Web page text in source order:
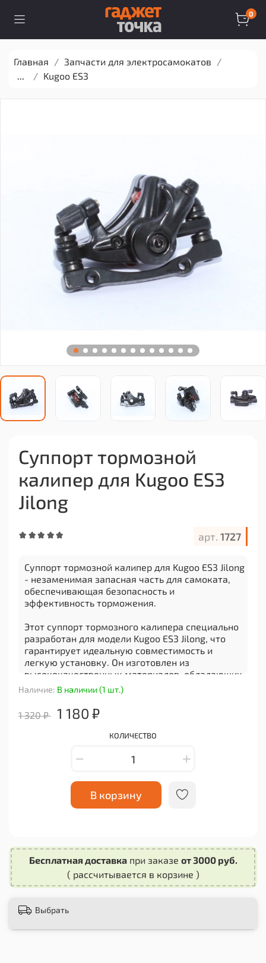
0
Главная
Запчасти для электросамокатов
...
Kugoo ES3
арт. 1727
Наличие: В наличии (1 шт.)
Суппорт тормозной
калипер для Kugoo ES3
Jilong
1 320 ₽ 1 180 ₽
КОЛИЧЕСТВО
В корзину
Суппорт тормозной калипер для Kugoo ES3 Jilong
- незаменимая запасная часть для самоката,
обеспечивающая безопасность и
эффективность торможения.
Этот суппорт тормозного калипера специально
разработан для модели Kugoo ES3 Jilong, что
гарантирует идеальную совместимость и
легкую установку. Он изготовлен из
высококачественных материалов, обладающих
прочностью и долговечностью, что
обеспечивает долгий срок службы.
Благодаря своей функциональности и
надежности, этот суппорт тормозного калипера
движения на самокате безопасным и
стабильное и точное торможение, что особенно
важно при езде по городским улицам или
другим оживленным местам.
это может привести к серьезным проблемам со
скоростью и безопасностью вашего самоката.
Приобретите суппорт тормозного калипера для
Kugoo ES3 Jilong прямо сейчас и продолжайте
поездкой на своем самокате.
Бесплатная доставкапри заказе от 3000 руб.
( рассчитывается в корзине )
Выбрать